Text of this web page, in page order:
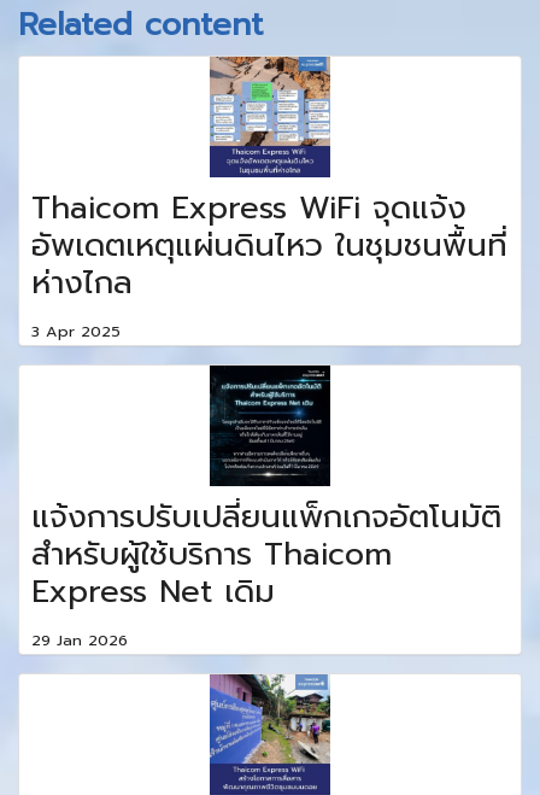
Related content
Thaicom Express WiFi จุดแจ้ง
อัพเดตเหตุแผ่นดินไหว ในชุมชนพื้นที่
ห่างไกล
3 Apr 2025
แจ้งการปรับเปลี่ยนแพ็กเกจอัตโนมัติ
สำหรับผู้ใช้บริการ Thaicom
Express Net เดิม
29 Jan 2026